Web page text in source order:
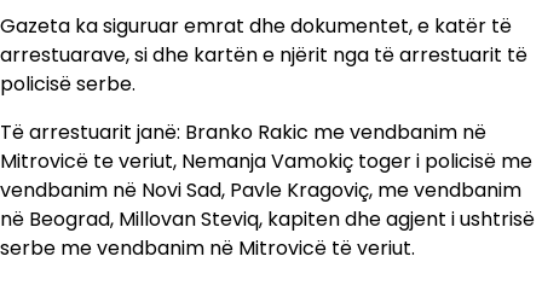
Gazeta ka siguruar emrat dhe dokumentet, e katër të
arrestuarave, si dhe kartën e njërit nga të arrestuarit të
policisë serbe.
Të arrestuarit janë: Branko Rakic me vendbanim në
Mitrovicë te veriut, Nemanja Vamokiç toger i policisë me
vendbanim në Novi Sad, Pavle Kragoviç, me vendbanim
në Beograd, Millovan Steviq, kapiten dhe agjent i ushtrisë
serbe me vendbanim në Mitrovicë të veriut.